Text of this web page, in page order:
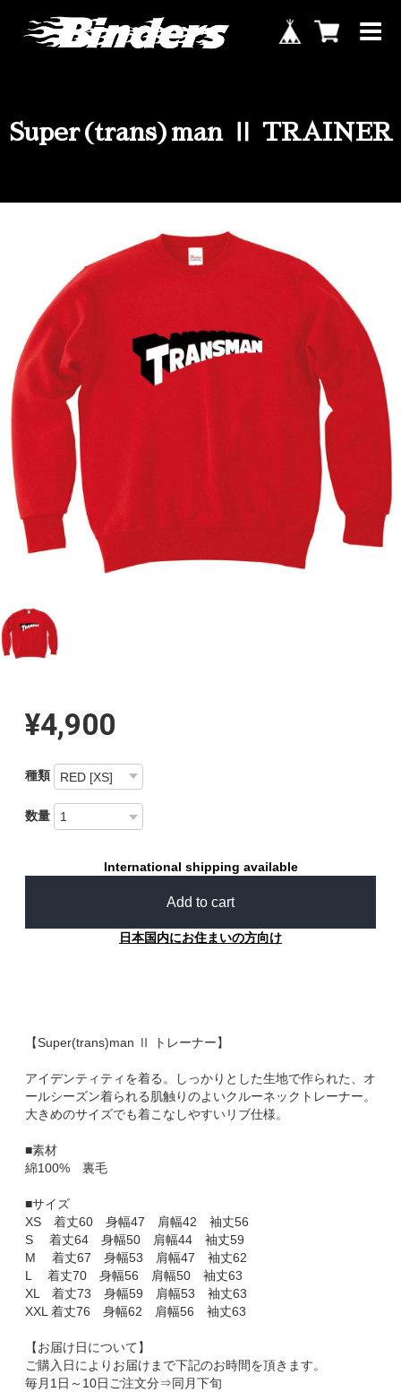
Super(trans)man Ⅱ TRAINER
¥4,900
種類
数量
International shipping available
Add to cart
日本国内にお住まいの方向け
【Super(trans)man Ⅱ トレーナー】
アイデンティティを着る。しっかりとした生地で作られた、オ
ールシーズン着られる肌触りのよいクルーネックトレーナー。
大きめのサイズでも着こなしやすいリブ仕様。
■素材
綿100% 裏毛
■サイズ
XS 着丈60 身幅47 肩幅42 袖丈56
S 着丈64 身幅50 肩幅44 袖丈59
M 着丈67 身幅53 肩幅47 袖丈62
L 着丈70 身幅56 肩幅50 袖丈63
XL 着丈73 身幅59 肩幅53 袖丈63
XXL 着丈76 身幅62 肩幅56 袖丈63
【お届け日について】
ご購入日によりお届けまで下記のお時間を頂きます。
毎月1日～10日ご注文分⇒同月下旬